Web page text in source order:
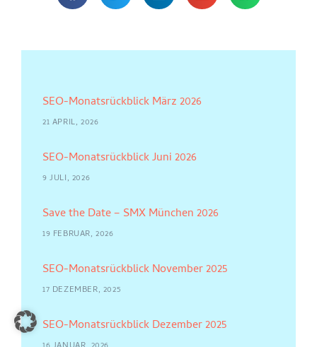
SEO-Monatsrückblick März 2026
21 APRIL, 2026
SEO-Monatsrückblick Juni 2026
9 JULI, 2026
Save the Date – SMX München 2026
19 FEBRUAR, 2026
SEO-Monatsrückblick November 2025
17 DEZEMBER, 2025
SEO-Monatsrückblick Dezember 2025